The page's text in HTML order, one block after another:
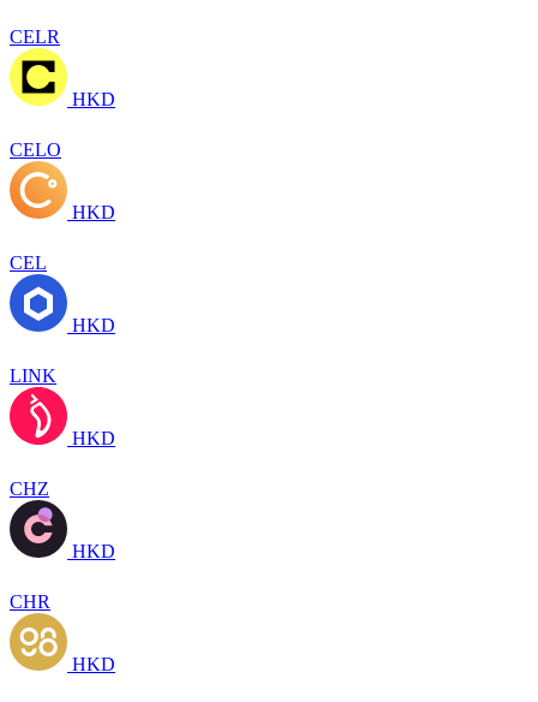
CELR
HKD
CELO
HKD
CEL
HKD
LINK
HKD
CHZ
HKD
CHR
HKD